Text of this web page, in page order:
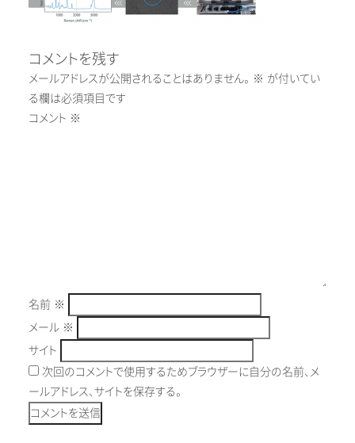
コメントを残す
メールアドレスが公開されることはありません。 ※ が付いてい
る欄は必須項目です
コメント ※
名前 ※
メール ※
サイト
次回のコメントで使用するためブラウザーに自分の名前、メ
ールアドレス、サイトを保存する。